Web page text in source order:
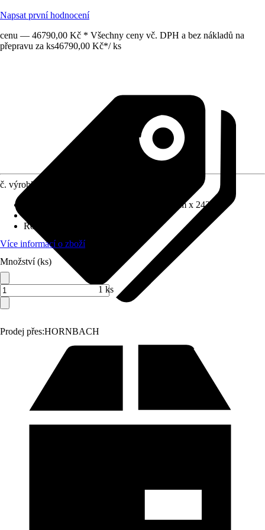
Napsat první hodnocení
cenu — 46790,00 Kč * Všechny ceny vč. DPH a bez nákladů na
přepravu za ks46790,00 Kč*/ ks
Prodej přes:HORNBACH
č. výrobku
434 cm x 242 cm
Rozměry sloupů/sloupků
Více informací o zboží
Množství (ks)
1 ks